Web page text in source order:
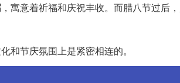
寓意着祈福和庆祝丰收。而腊八节过后
和节庆氛围上是紧密相连的。